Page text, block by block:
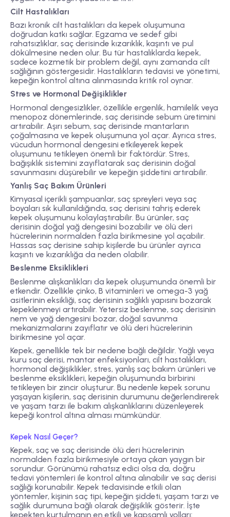
Cilt Hastalıkları
Bazı kronik cilt hastalıkları da kepek oluşumuna
doğrudan katkı sağlar. Egzama ve sedef gibi
rahatsızlıklar, saç derisinde kızarıklık, kaşıntı ve pul
dökülmesine neden olur. Bu tür hastalıklarda kepek,
sadece kozmetik bir problem değil, aynı zamanda cilt
sağlığının göstergesidir. Hastalıkların tedavisi ve yönetimi,
kepeğin kontrol altına alınmasında kritik rol oynar.
Stres ve Hormonal Değişiklikler
Hormonal dengesizlikler, özellikle ergenlik, hamilelik veya
menopoz dönemlerinde, saç derisinde sebum üretimini
artırabilir. Aşırı sebum, saç derisinde mantarların
çoğalmasına ve kepek oluşumuna yol açar. Ayrıca stres,
vücudun hormonal dengesini etkileyerek kepek
oluşumunu tetikleyen önemli bir faktördür. Stres,
bağışıklık sistemini zayıflatarak saç derisinin doğal
savunmasını düşürebilir ve kepeğin şiddetini artırabilir.
Yanlış Saç Bakım Ürünleri
Kimyasal içerikli şampuanlar, saç spreyleri veya saç
boyaları sık kullanıldığında, saç derisini tahriş ederek
kepek oluşumunu kolaylaştırabilir. Bu ürünler, saç
derisinin doğal yağ dengesini bozabilir ve ölü deri
hücrelerinin normalden fazla birikmesine yol açabilir.
Hassas saç derisine sahip kişilerde bu ürünler ayrıca
kaşıntı ve kızarıklığa da neden olabilir.
Beslenme Eksiklikleri
Beslenme alışkanlıkları da kepek oluşumunda önemli bir
etkendir. Özellikle çinko, B vitaminleri ve omega-3 yağ
asitlerinin eksikliği, saç derisinin sağlıklı yapısını bozarak
kepeklenmeyi artırabilir. Yetersiz beslenme, saç derisinin
nem ve yağ dengesini bozar, doğal savunma
mekanizmalarını zayıflatır ve ölü deri hücrelerinin
birikmesine yol açar.
Kepek, genellikle tek bir nedene bağlı değildir. Yağlı veya
kuru saç derisi, mantar enfeksiyonları, cilt hastalıkları,
hormonal değişiklikler, stres, yanlış saç bakım ürünleri ve
beslenme eksiklikleri, kepeğin oluşumunda birbirini
tetikleyen bir zincir oluşturur. Bu nedenle kepek sorunu
yaşayan kişilerin, saç derisinin durumunu değerlendirerek
ve yaşam tarzı ile bakım alışkanlıklarını düzenleyerek
kepeği kontrol altına alması mümkündür.
Kepek Nasıl Geçer?
Kepek, saç ve saç derisinde ölü deri hücrelerinin
normalden fazla birikmesiyle ortaya çıkan yaygın bir
sorundur. Görünümü rahatsız edici olsa da, doğru
tedavi yöntemleri ile kontrol altına alınabilir ve saç derisi
sağlığı korunabilir. Kepek tedavisinde etkili olan
yöntemler, kişinin saç tipi, kepeğin şiddeti, yaşam tarzı ve
sağlık durumuna bağlı olarak değişiklik gösterir. İşte
kepekten kurtulmanın en etkili ve kapsamlı yolları: